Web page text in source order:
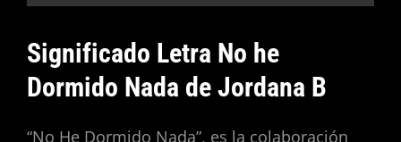
Significado Letra No he
Dormido Nada de Jordana B
“No He Dormido Nada”, es la colaboración